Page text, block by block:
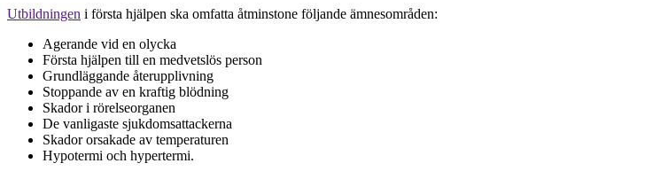
Utbildningen i första hjälpen ska omfatta åtminstone följande ämnesområden:
Agerande vid en olycka
Första hjälpen till en medvetslös person
Grundläggande återupplivning
Stoppande av en kraftig blödning
Skador i rörelseorganen
De vanligaste sjukdomsattackerna
Skador orsakade av temperaturen
Hypotermi och hypertermi.